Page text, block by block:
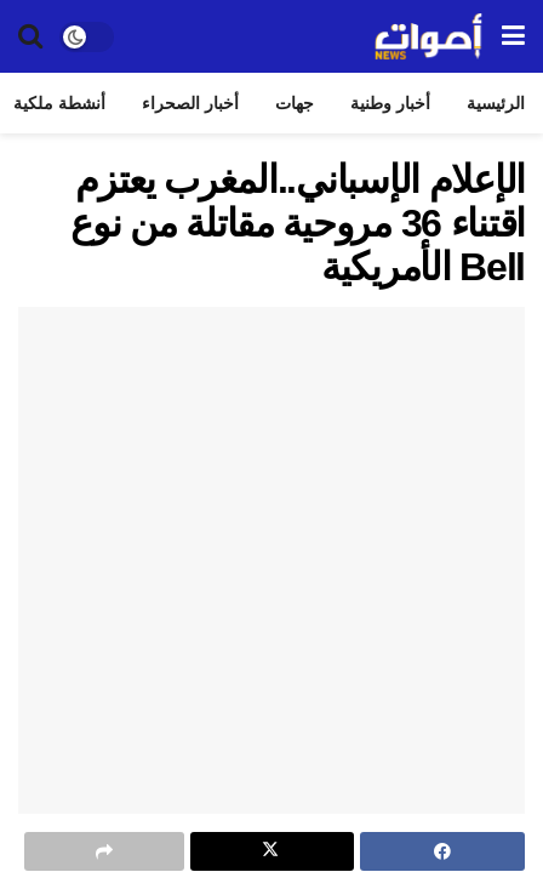
الرئيسية أخبار وطنية جهات أخبار الصحراء أنشطة ملكية
الإعلام الإسباني..المغرب يعتزم
اقتناء 36 مروحية مقاتلة من نوع
Bell الأمريكية